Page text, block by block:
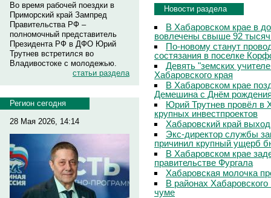
Во время рабочей поездки в
Приморский край Зампред
Правительства РФ –
полномочный представитель
Президента РФ в ДФО Юрий
Трутнев встретился во
Владивостоке с молодежью.
статьи раздела
Регион сегодня
28 Мая 2026, 14:14
Новости раздела
В Хабаровском крае в
вовлечены свыше 92 тысяч
По-новому станут
состязания в поселке
Девять "земских
Хабаровского края
В Хабаровском крае
Демешина с Днём
Юрий Трутнев провёл в
крупных инвестпроектов
Хабаровский край
Экс-директор службы
причинил крупный ущерб
В Хабаровском крае
правительстве Фургала
Хабаровская молочка
В районах
чуме